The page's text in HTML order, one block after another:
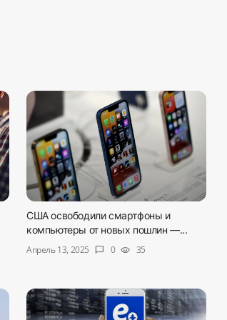
США освободили смартфоны и
компьютеры от новых пошлин —...
Апрель 13, 2025
chat_bubble 0 visibility 35